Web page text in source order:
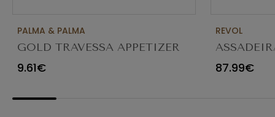
PALMA & PALMA
GOLD TRAVESSA APPETIZER
Ø23X12CM
9.61€
REVOL
654545
87.99€